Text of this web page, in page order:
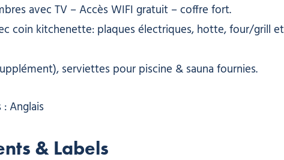
avec TV – Accès WIFI gratuit – coffre fort.
coin kitchenette: plaques électriques, hotte, four/grill
serviettes pour piscine & sauna fournies.
Anglais
& Labels